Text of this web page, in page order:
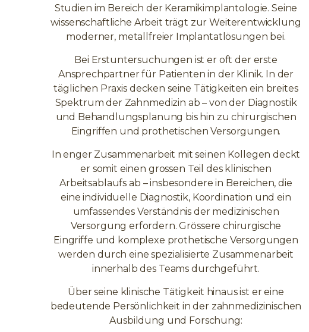
Studien im Bereich der Keramikimplantologie. Seine
wissenschaftliche Arbeit trägt zur Weiterentwicklung
moderner, metallfreier Implantatlösungen bei.
Bei Erstuntersuchungen ist er oft der erste
Ansprechpartner für Patienten in der Klinik. In der
täglichen Praxis decken seine Tätigkeiten ein breites
Spektrum der Zahnmedizin ab – von der Diagnostik
und Behandlungsplanung bis hin zu chirurgischen
Eingriffen und prothetischen Versorgungen.
In enger Zusammenarbeit mit seinen Kollegen deckt
er somit einen grossen Teil des klinischen
Arbeitsablaufs ab – insbesondere in Bereichen, die
eine individuelle Diagnostik, Koordination und ein
umfassendes Verständnis der medizinischen
Versorgung erfordern. Grössere chirurgische
Eingriffe und komplexe prothetische Versorgungen
werden durch eine spezialisierte Zusammenarbeit
innerhalb des Teams durchgeführt.
Über seine klinische Tätigkeit hinaus ist er eine
bedeutende Persönlichkeit in der zahnmedizinischen
Ausbildung und Forschung: